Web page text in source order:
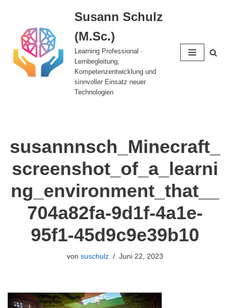
Inhalt
springen
Susann Schulz
(M.Sc.)
Learning Professional ·
Lernbegleitung,
Kompetenzentwicklung und
sinnvoller Einsatz neuer
Technologien
susannnsch_Minecraft_
screenshot_of_a_learni
ng_environment_that__
704a82fa-9d1f-4a1e-
95f1-45d9c9e39b10
von suschulz Juni 22, 2023